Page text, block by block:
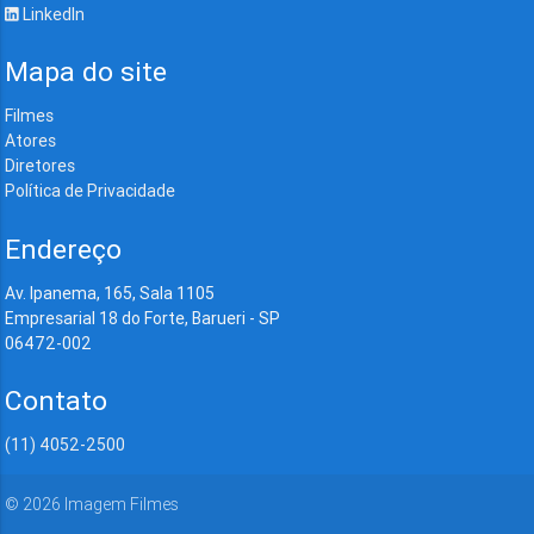
LinkedIn
Mapa do site
Filmes
Atores
Diretores
Política de Privacidade
Endereço
Av. Ipanema, 165, Sala 1105
Empresarial 18 do Forte, Barueri - SP
06472-002
Contato
(11) 4052-2500
© 2026 Imagem Filmes